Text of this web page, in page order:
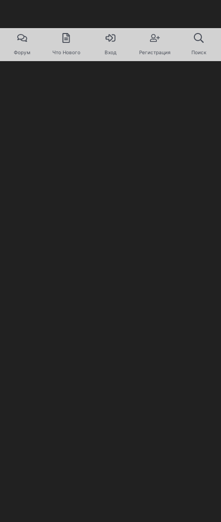
Форум Что Нового Вход Регистрация Поиск